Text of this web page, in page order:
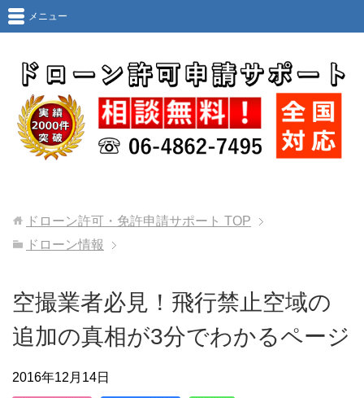
メニュー
ドローン許可・免許申請サポート TOP
ドローン情報
空撮業者必見！飛行禁止空域の
追加の真相が3分でわかるページ
2016年12月14日